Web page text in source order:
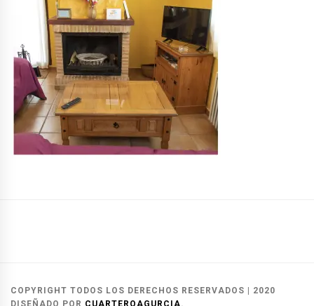
COPYRIGHT TODOS LOS DERECHOS RESERVADOS
2020